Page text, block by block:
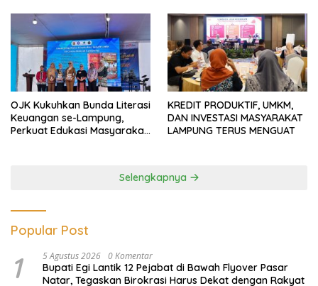
OJK Kukuhkan Bunda Literasi
Keuangan se-Lampung,
Perkuat Edukasi Masyarakat
KREDIT PRODUKTIF, UMKM,
DAN INVESTASI MASYARAKAT
LAMPUNG TERUS MENGUAT
Selengkapnya
Popular Post
1 5 Agustus 2026 0 Komentar
Bupati Egi Lantik 12 Pejabat di Bawah Flyover Pasar
Natar, Tegaskan Birokrasi Harus Dekat dengan Rakyat